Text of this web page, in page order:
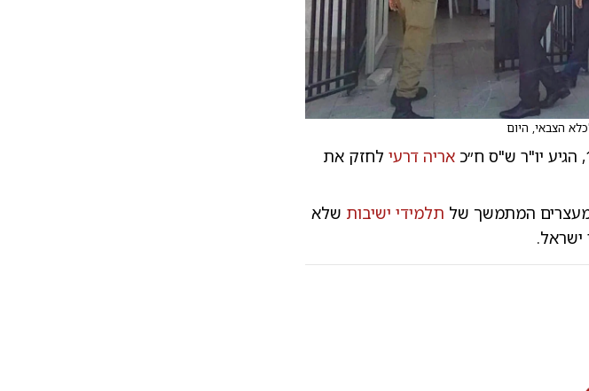
הצבאי, היום
אריה דרעילחזק את
המתמשך של תלמידי ישיבות שלא
ישראל.